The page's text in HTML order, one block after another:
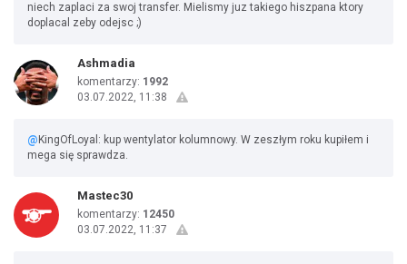
niech zaplaci za swoj transfer. Mielismy juz takiego hiszpana ktory
doplacal zeby odejsc ;)
Ashmadia
komentarzy: 1992
03.07.2022, 11:38
@ KingOfLoyal: kup wentylator kolumnowy. W zeszłym roku kupiłem i
mega się sprawdza.
Mastec30
komentarzy: 12450
03.07.2022, 11:37